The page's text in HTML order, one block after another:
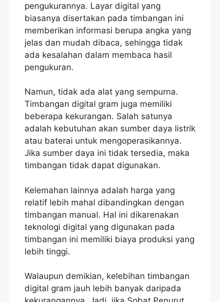
pengukurannya. Layar digital yang
biasanya disertakan pada timbangan ini
memberikan informasi berupa angka yang
jelas dan mudah dibaca, sehingga tidak
ada kesalahan dalam membaca hasil
pengukuran.
Namun, tidak ada alat yang sempurna.
Timbangan digital gram juga memiliki
beberapa kekurangan. Salah satunya
adalah kebutuhan akan sumber daya listrik
atau baterai untuk mengoperasikannya.
Jika sumber daya ini tidak tersedia, maka
timbangan tidak dapat digunakan.
Kelemahan lainnya adalah harga yang
relatif lebih mahal dibandingkan dengan
timbangan manual. Hal ini dikarenakan
teknologi digital yang digunakan pada
timbangan ini memiliki biaya produksi yang
lebih tinggi.
Walaupun demikian, kelebihan timbangan
digital gram jauh lebih banyak daripada